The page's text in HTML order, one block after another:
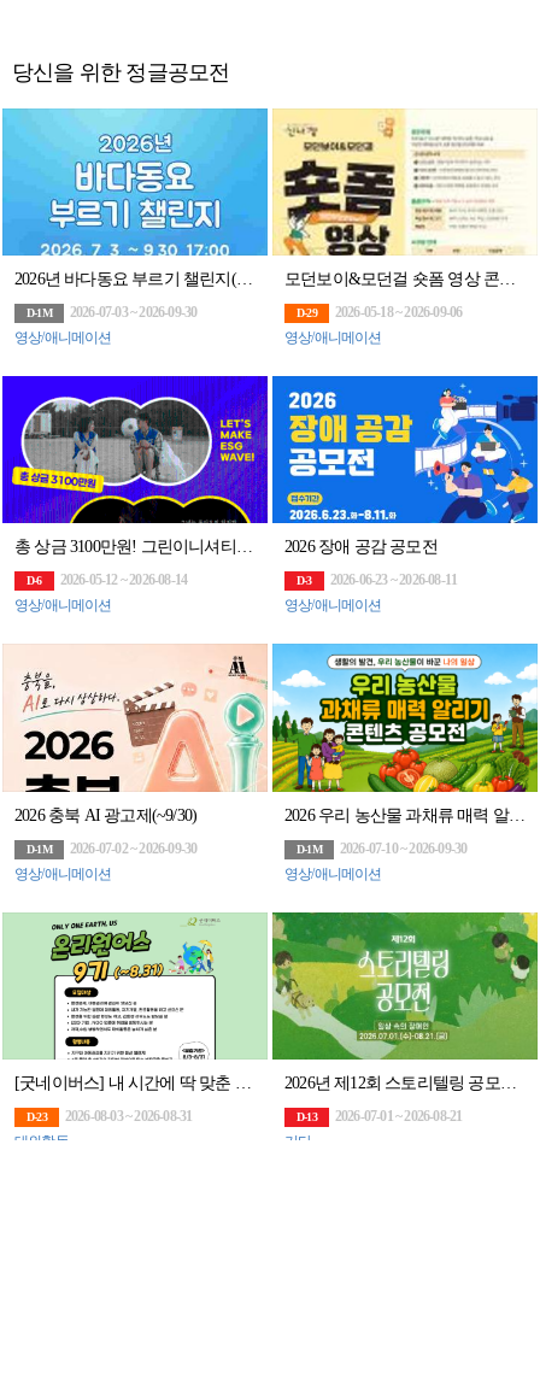
당신을 위한 정글공모전
2026년 바다동요 부르기 챌린지(~9/30)
D-1M
2026-07-03 ~ 2026-09-30
영상/애니메이션
모던보이&모던걸 숏폼 영상 콘텐츠 공모전
D-29
2026-05-18 ~ 2026-09-06
영상/애니메이션
총 상금 3100만원! 그린이니셔티브 60초 영화제 공모전 (~8/14)
D-6
2026-05-12 ~ 2026-08-14
영상/애니메이션
2026 장애 공감 공모전
D-3
2026-06-23 ~ 2026-08-11
영상/애니메이션
2026 충북 AI 광고제(~9/30)
D-1M
2026-07-02 ~ 2026-09-30
영상/애니메이션
2026 우리 농산물 과채류 매력 알리기 콘텐츠 공모전
D-1M
2026-07-10 ~ 2026-09-30
영상/애니메이션
D-23
2026-08-03 ~ 2026-08-31
대외활동
D-13
2026-07-01 ~ 2026-08-21
기타